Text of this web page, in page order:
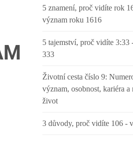
5 znamení, proč vidíte rok
význam roku 1616
5 tajemství, proč vidíte 3:33
333
Životní cesta číslo 9:
význam, osobnost, kariéra a
život
3 důvody, proč vidíte 106 -